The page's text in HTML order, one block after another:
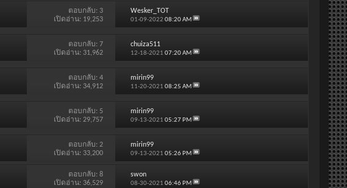
ตอบกลับ: 3
เปิดอ่าน: 19,253
Wesker_TOT
01-09-2022 08:20 AM
ตอบกลับ:7
เปิดอ่าน: 31,962
chuiza511
12-18-2021 07:20 AM
ตอบกลับ:4
เปิดอ่าน: 34,912
mirin99
11-20-2021 08:25 AM
ตอบกลับ: 5
เปิดอ่าน: 29,757
mirin99
09-13-2021 05:27 PM
ตอบกลับ:2
เปิดอ่าน: 33,200
mirin99
09-13-2021 05:26 PM
ตอบกลับ:8
เปิดอ่าน: 36,529
swon
08-30-2021 06:46 PM